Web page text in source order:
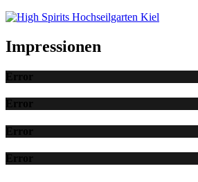
Impressionen
Error
Error
Error
Error